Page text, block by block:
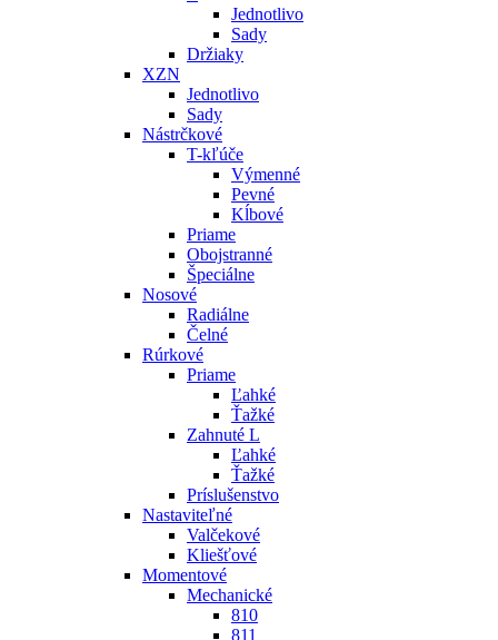
Jednotlivo
Sady
Držiaky
XZN
Jednotlivo
Sady
Nástrčkové
T-kľúče
Výmenné
Pevné
Kĺbové
Priame
Obojstranné
Špeciálne
Nosové
Radiálne
Čelné
Rúrkové
Priame
Ľahké
Ťažké
Zahnuté L
Ľahké
Ťažké
Príslušenstvo
Nastaviteľné
Valčekové
Kliešťové
Momentové
Mechanické
810
811